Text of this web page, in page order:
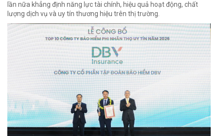
lần nữa khẳng định năng lực tài chính, hiệu quả hoạt động, chất
lượng dịch vụ và uy tín thương hiệu trên thị trường.